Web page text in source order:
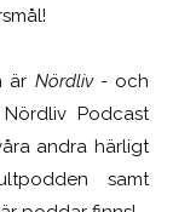
är Nördliv- och
Podcast
andra härligt
samt